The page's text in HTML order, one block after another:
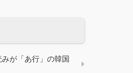
が「あ行」の韓国